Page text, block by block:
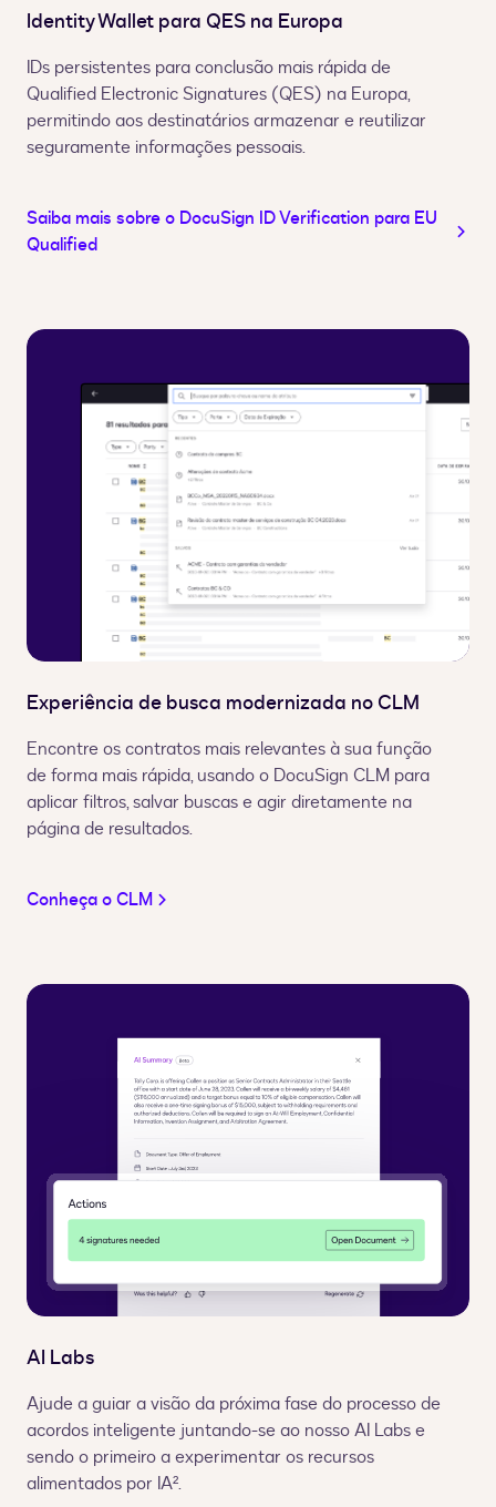
Identity Wallet para QES na Europa
IDs persistentes para conclusão mais rápida de
Qualified Electronic Signatures (QES) na Europa,
permitindo aos destinatários armazenar e reutilizar
seguramente informações pessoais.
Saiba mais sobre o DocuSign ID Verification para EU
Qualified
Experiência de busca modernizada no CLM
Encontre os contratos mais relevantes à sua função
de forma mais rápida, usando o DocuSign CLM para
aplicar filtros, salvar buscas e agir diretamente na
página de resultados.
Conheça o CLM
AI Labs
Ajude a guiar a visão da próxima fase do processo de
acordos inteligente juntando-se ao nosso AI Labs e
sendo o primeiro a experimentar os recursos
alimentados por IA².